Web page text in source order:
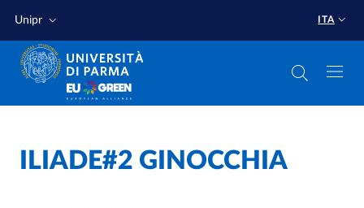
Unipr ITA
ILIADE#2 GINOCCHIA